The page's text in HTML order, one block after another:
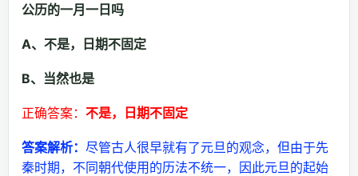
公历的一月一日吗
A、不是，日期不固定
B、当然也是
正确答案： 不是，日期不固定
答案解析： 尽管古人很早就有了元旦的观念，但由于先
秦时期，不同朝代使用的历法不统一，因此元旦的起始